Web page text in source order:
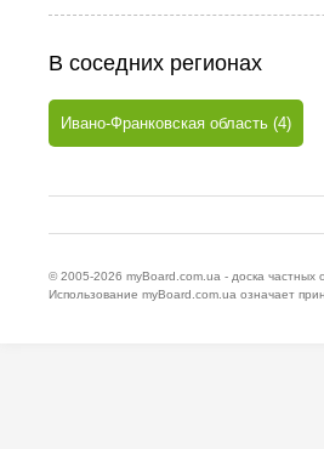
В соседних регионах
Ивано-Франковская область (4)
© 2005-2026 myBoard.com.ua - доска частных
Использование myBoard.com.ua означает